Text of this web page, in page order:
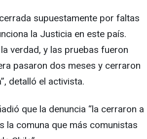
supuestamente por faltas
la Justicia en este país.
verdad, y las pruebas fueron
pasaron dos meses y cerraron
detalló el activista.
que la denuncia “la cerraron a
la comuna que más comunistas